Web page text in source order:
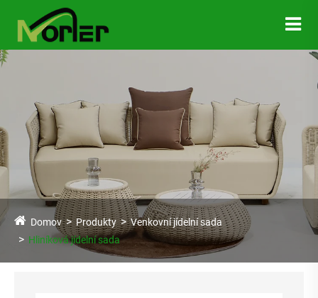
Domov Produkty
Venkovní jídelní sada
Hliníková jídelní sada